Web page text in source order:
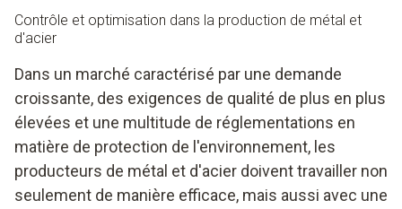
Contrôle et optimisation dans la production de métal et
d'acier
Dans un marché caractérisé par une demande
croissante, des exigences de qualité de plus en plus
élevées et une multitude de réglementations en
matière de protection de l'environnement, les
producteurs de métal et d'acier doivent travailler non
seulement de manière efficace, mais aussi avec une